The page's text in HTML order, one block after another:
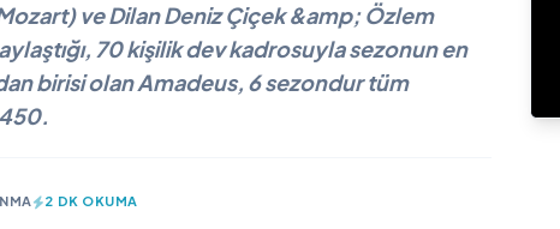
ve Dilan Deniz Çiçek &amp; Özlem
70 kişilik dev kadrosuyla sezonun en
birisi olan Amadeus, 6 sezondur tüm
2 DK OKUMA